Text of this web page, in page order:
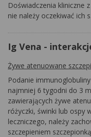
Doświadczenia kliniczne
nie należy oczekiwać ich
Ig Vena -
Żywe atenuowane
Podanie
najmniej 6 tygodni do 3
zawierających żywe
różyczki, świnki lub ospy
leczniczego, należy
szczepieniem